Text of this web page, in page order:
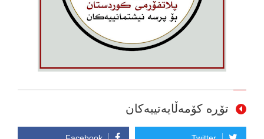
تۆڕە کۆمەڵایەتییەکان